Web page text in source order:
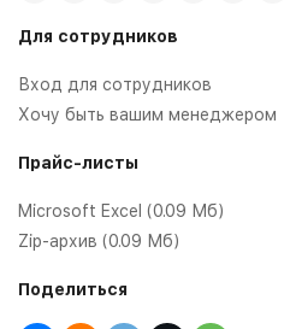
Для сотрудников
Вход для сотрудников
Хочу быть вашим менеджером
Прайс-листы
Microsoft Excel (0.09 Мб)
Zip-архив (0.09 Мб)
Поделиться